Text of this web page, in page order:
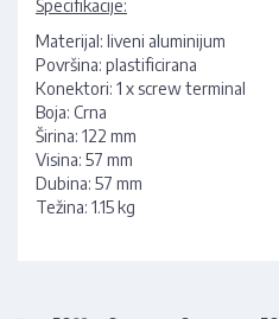
Specifikacije:
Materijal: liveni aluminijum
Površina: plastificirana
Konektori: 1 x screw terminal
Boja: Crna
Širina: 122 mm
Visina: 57 mm
Dubina: 57 mm
Težina: 1.15 kg